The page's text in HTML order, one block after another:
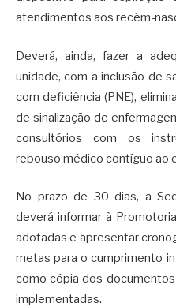
atendimentos aos recém-
Deverá, ainda, fazer a
unidade, com a inclusão de
com deficiência (PNE),
de sinalização de
consultórios com os
repouso médico contíguo ao
No prazo de 30 dias, a
deverá informar à
adotadas e apresentar
metas para o cumprimento
como cópia dos
implementadas.